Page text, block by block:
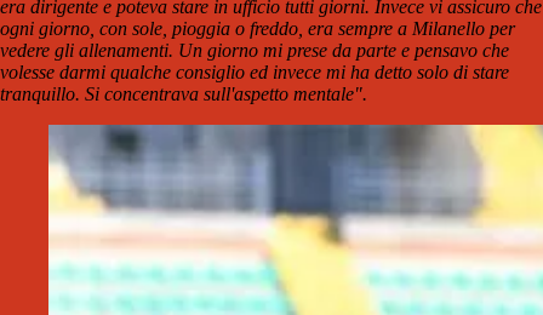
era dirigente e poteva stare in ufficio tutti giorni. Invece vi assicuro che
ogni giorno, con sole, pioggia o freddo, era sempre a Milanello per
vedere gli allenamenti. Un giorno mi prese da parte e pensavo che
volesse darmi qualche consiglio ed invece mi ha detto solo di stare
tranquillo. Si concentrava sull'aspetto mentale".